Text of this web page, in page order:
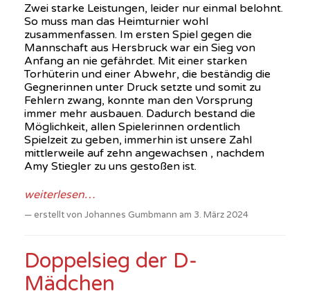
Zwei starke Leistungen, leider nur einmal belohnt.
So muss man das Heimturnier wohl
zusammenfassen. Im ersten Spiel gegen die
Mannschaft aus Hersbruck war ein Sieg von
Anfang an nie gefährdet. Mit einer starken
Torhüterin und einer Abwehr, die beständig die
Gegnerinnen unter Druck setzte und somit zu
Fehlern zwang, konnte man den Vorsprung
immer mehr ausbauen. Dadurch bestand die
Möglichkeit, allen Spielerinnen ordentlich
Spielzeit zu geben, immerhin ist unsere Zahl
mittlerweile auf zehn angewachsen , nachdem
Amy Stiegler zu uns gestoßen ist.
weiterlesen…
erstellt von Johannes Gumbmann am 3. März 2024
Doppelsieg der D-
Mädchen